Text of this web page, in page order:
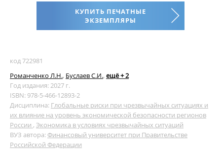
КУПИТЬ ПЕЧАТНЫЕ
ЭКЗЕМПЛЯРЫ
код 722981
Романченко Л.Н., Буслаев С.И., ещё + 2
Год издания: 2027 г.
ISBN: 978-5-466-12893-2
Дисциплина: Глобальные риски при чрезвычайных ситуациях и
их влияние на уровень экономической безопасности регионов
России , Экономика в условиях чрезвычайных ситуаций
ВУЗ автора: Финансовый университет при Правительстве
Российской Федерации